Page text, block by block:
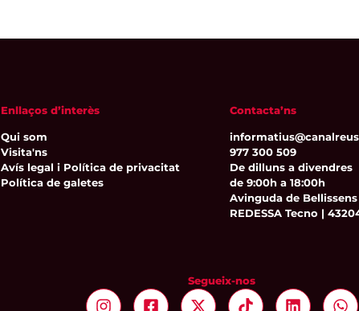
Enllaços d’interès
Qui som
Visita'ns
Avís legal i Política de privacitat
Política de galetes
Contacta’ns
977 300 509
De dilluns a divendres
de 9:00h a 18:00h
Avinguda de
REDESSA Tecno |
Segueix-nos